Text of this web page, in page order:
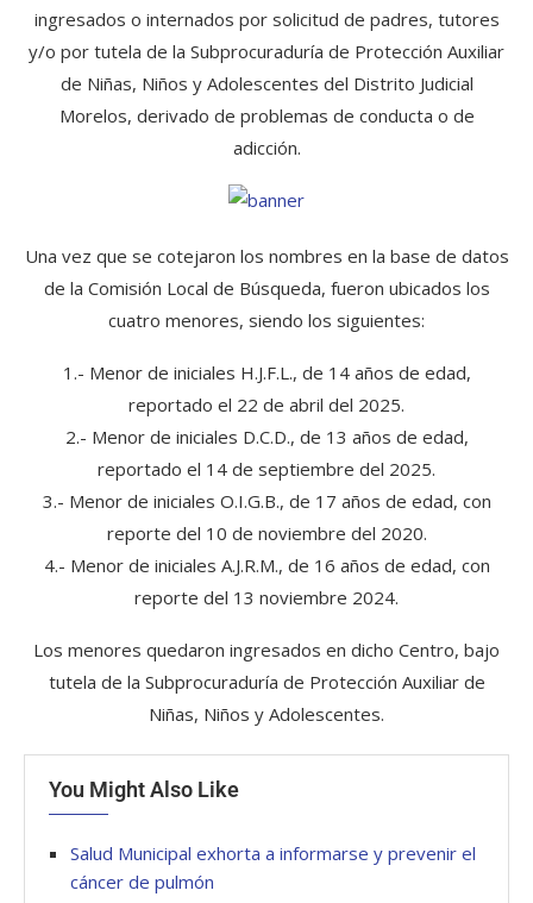
ingresados o internados por solicitud de padres, tutores
y/o por tutela de la Subprocuraduría de Protección Auxiliar
de Niñas, Niños y Adolescentes del Distrito Judicial
Morelos, derivado de problemas de conducta o de
adicción.
Una vez que se cotejaron los nombres en la base de datos
de la Comisión Local de Búsqueda, fueron ubicados los
cuatro menores, siendo los siguientes:
1.- Menor de iniciales H.J.F.L., de 14 años de edad,
reportado el 22 de abril del 2025.
2.- Menor de iniciales D.C.D., de 13 años de edad,
reportado el 14 de septiembre del 2025.
3.- Menor de iniciales O.I.G.B., de 17 años de edad, con
reporte del 10 de noviembre del 2020.
4.- Menor de iniciales A.J.R.M., de 16 años de edad, con
reporte del 13 noviembre 2024.
Los menores quedaron ingresados en dicho Centro, bajo
tutela de la Subprocuraduría de Protección Auxiliar de
Niñas, Niños y Adolescentes.
You Might Also Like
Salud Municipal exhorta a informarse y prevenir el
cáncer de pulmón